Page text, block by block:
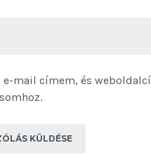
e-mail címem, és